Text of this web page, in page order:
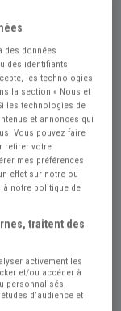
sur la carte
des données
des identifiants
les technologies
la section « Nous et
les technologies de
et annonces qui
Vous pouvez faire
retirer votre
mes préférences
effet sur notre ou
à notre politique de
traitent des
activement les
et/ou accéder à
personnalisés,
d’audience et